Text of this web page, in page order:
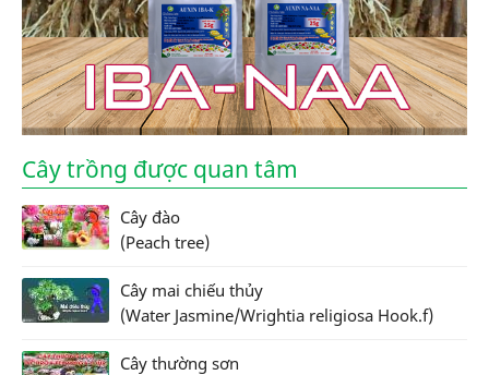
Cây trồng được quan tâm
Cây đào
(Peach tree)
Cây mai chiếu thủy
(Water Jasmine/Wrightia religiosa Hook.f)
Cây thường sơn